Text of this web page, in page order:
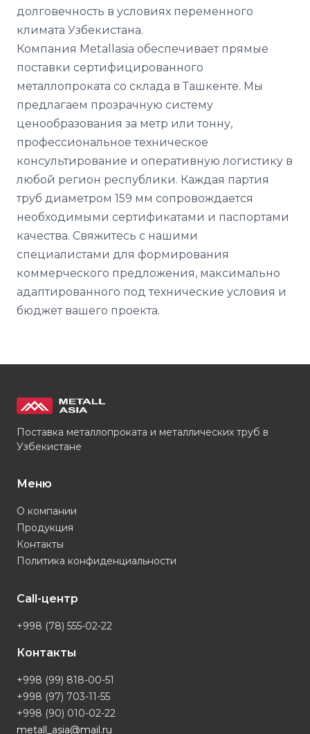
долговечность в условиях переменного
климата Узбекистана.
Компания Metallasia обеспечивает прямые
поставки сертифицированного
металлопроката со склада в Ташкенте. Мы
предлагаем прозрачную систему
ценообразования за метр или тонну,
профессиональное техническое
консультирование и оперативную логистику в
любой регион республики. Каждая партия
труб диаметром 159 мм сопровождается
необходимыми сертификатами и паспортами
качества. Свяжитесь с нашими
специалистами для формирования
коммерческого предложения, максимально
адаптированного под технические условия и
бюджет вашего проекта.
Поставка металлопроката и металлических труб в
Узбекистане
Меню
О компании
Продукция
Контакты
Политика конфиденциальности
Call-центр
+998 (78) 555-02-22
Контакты
+998 (99) 818-00-51
+998 (97) 703-11-55
+998 (90) 010-02-22
metall_asia@mail.ru